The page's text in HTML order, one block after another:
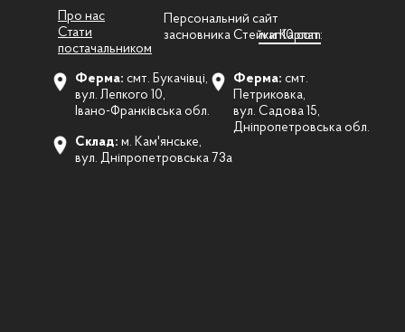
Стати
постачальником
Про нас
Ферма: смт. Букачівці,
вул. Лепкого 10,
Івано-Франківська обл.
Персональний сайт
засновника Стейки Карпат:
ivan10.com
Склад: м. Кам'янське,
вул. Дніпропетровська 73а
Ферма: смт.
Петриковка,
вул. Садова 15,
Дніпропетровська обл.